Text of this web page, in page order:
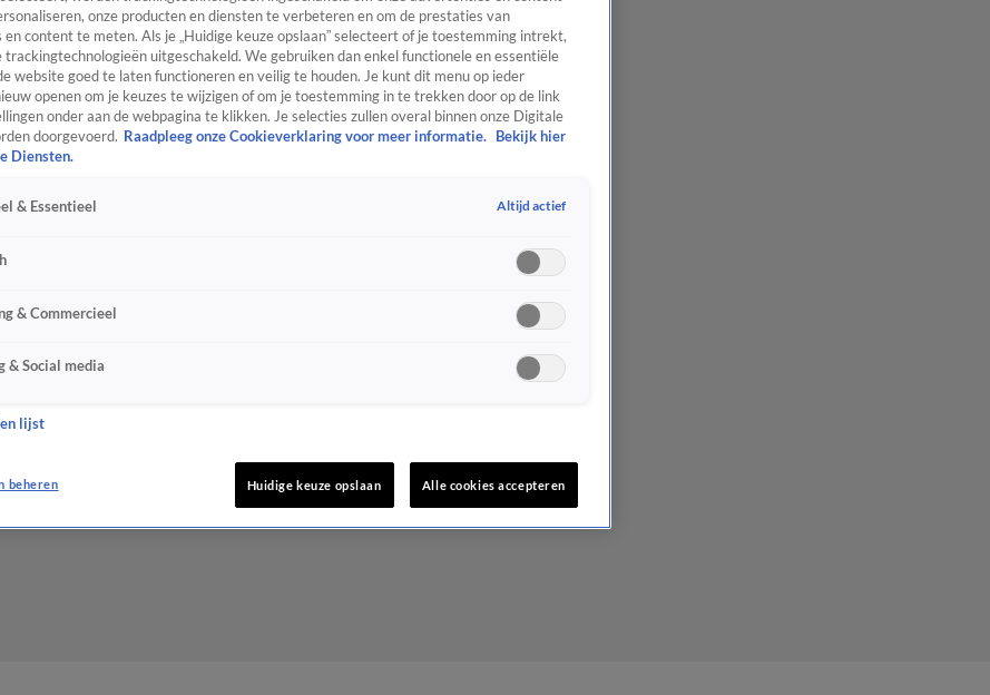
onze producten en diensten te verbeteren en om de prestaties van
content te meten. Als je „Huidige keuze opslaan” selecteert of je toestemming intrekt,
trackingtechnologieën uitgeschakeld. We gebruiken dan enkel functionele en essentiële
website goed te laten functioneren en veilig te houden. Je kunt dit menu op ieder
openen om je keuzes te wijzigen of om je toestemming in te trekken door op de link
onder aan de webpagina te klikken. Je selecties zullen overal binnen onze Digitale
doorgevoerd. Raadpleeg onze Cookieverklaring voor meer informatie.
Bekijk hier
Diensten.
& Essentieel Altijd actief
& Commercieel
& Social media
lijst
beheren Huidige keuze opslaan Alle cookies accepteren